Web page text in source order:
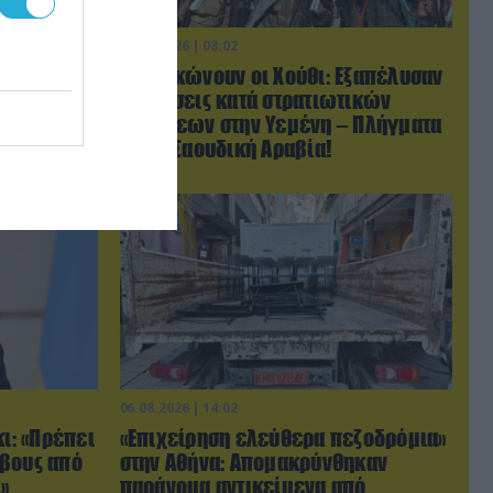
Τραμπ
07.08.2026 | 08:02
Κλιμακώνουν οι Χούθι: Eξαπέλυσαν
επιθέσεις κατά στρατιωτικών
δυνάμεων στην Υεμένη – Πλήγματα
& στη Σαουδική Αραβία!
«Πρέπει
από
06.08.2026 | 14:02
«Επιχείρηση ελεύθερα πεζοδρόμια»
στην Αθήνα: Απομακρύνθηκαν
παράνομα αντικείμενα από